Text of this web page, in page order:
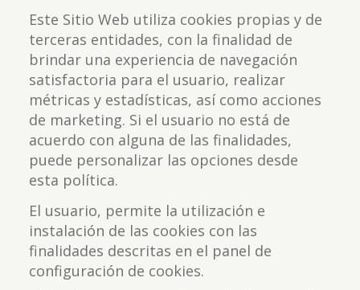
Este Sitio Web utiliza cookies propias y de
terceras entidades, con la finalidad de
brindar una experiencia de navegación
satisfactoria para el usuario, realizar
métricas y estadísticas, así como acciones
de marketing. Si el usuario no está de
acuerdo con alguna de las finalidades,
puede personalizar las opciones desde
esta política.
El usuario, permite la utilización e
instalación de las cookies con las
finalidades descritas en el panel de
configuración de cookies.